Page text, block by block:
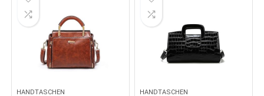
HANDTASCHEN HANDTASCHEN